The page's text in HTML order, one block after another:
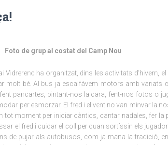
Foto de grup al costat del Camp Nou
Vidrerenc ha organitzat, dins les activitats d’hivern, el
molt bé. Al bus ja escalfàvem motors amb variats
fent pancartes, pintant-nos la cara, fent-nos fotos o
per esmorzar. El fred i el vent no van minvar la
tot moment per iniciar càntics, cantar nadales, fer la
el fred i cuidar el coll per quan sortíssin els
de pujar als autobusos, com ja mana la tradició,